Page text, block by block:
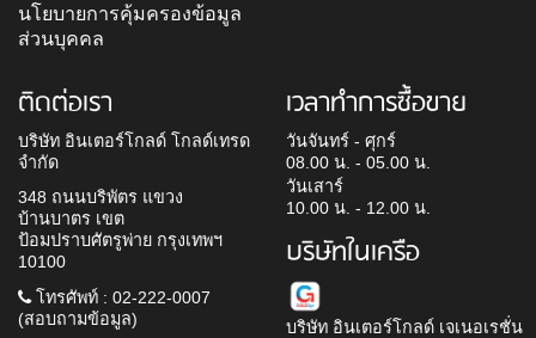
นโยบายการคุ้มครองข้อมูล
ส่วนบุคคล
ติดต่อเรา
บริษัท อินเตอร์โกลด์ โกลด์เทรด
จำกัด
348 ถนนบริพัตร แขวง
บ้านบาตร เขต
ป้อมปราบศัตรูพ่าย กรุงเทพฯ
10100
โทรศัพท์ : 02-222-0007
(สอบถามข้อมูล)
เวลาทำการซื้อขาย
วันจันทร์ - ศุกร์
08.00 น. - 05.00 น.
วันเสาร์
10.00 น. - 12.00 น.
บริษัทในเครือ
บริษัท อินเตอร์โกลด์ เจเนอเรชั่น